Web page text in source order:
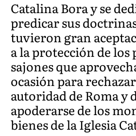
Catalina Bora y se
predicar sus
tuvieron gran
a la protección de los
sajones que
ocasión para
autoridad de Roma y
apoderarse de los
bienes de la Iglesia